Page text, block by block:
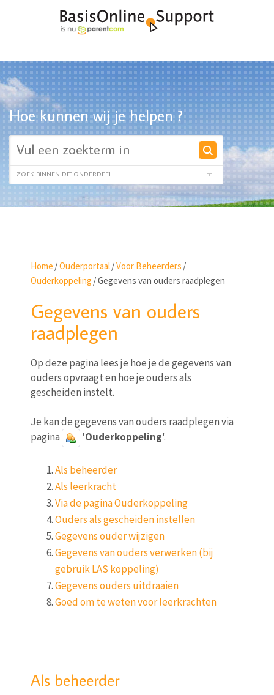
Hoe kunnen wij je helpen ?
Home /Ouderportaal/Voor Beheerders /
Ouderkoppeling /Gegevens van ouders raadplegen
Gegevens van ouders
raadplegen
Op deze pagina lees je hoe je de gegevens van
ouders opvraagt en hoe je ouders als
gescheiden instelt.
Je kan de gegevens van ouders raadplegen via
pagina
'Ouderkoppeling'.
Als beheerder
Als leerkracht
Via de pagina Ouderkoppeling
Ouders als gescheiden instellen
Gegevens ouder wijzigen
Gegevens van ouders verwerken (bij
gebruik LAS koppeling)
Gegevens ouders uitdraaien
Goed om te weten voor leerkrachten
Als beheerder